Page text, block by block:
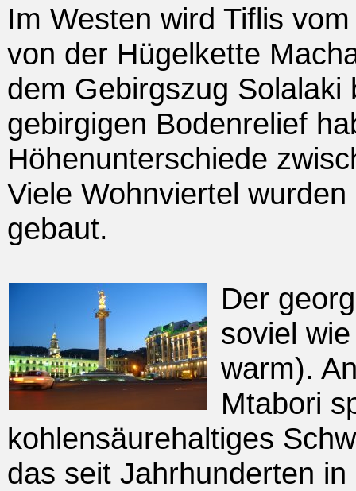
Im Westen wird Tiflis
von der Hügelkette
dem Gebirgszug
gebirgigen Bodenrelief
Höhenunterschiede
Viele Wohnviertel
gebaut.
Der
soviel
warm).
Mtabori
kohlensäurehaltiges
das seit Jahrhunderten